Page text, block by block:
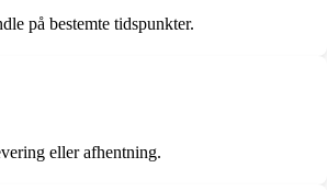
på bestemte tidspunkter.
eller afhentning.